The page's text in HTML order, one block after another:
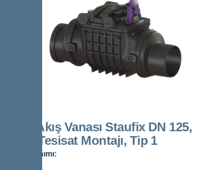
Geri Akış Vanası Staufix DN 125,
Açık Tesisat Montajı, Tip 1
Ürün Tanımı: